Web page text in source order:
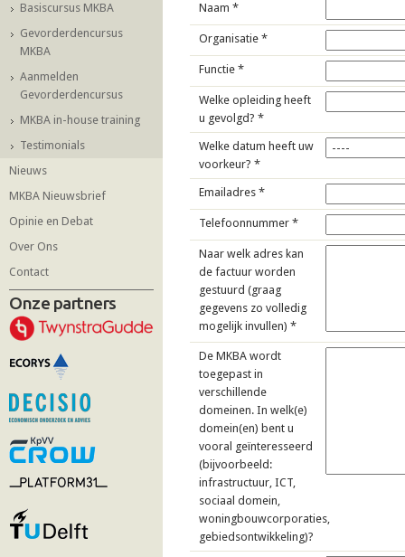
Basiscursus MKBA
Gevorderdencursus
MKBA
Aanmelden
Gevorderdencursus
MKBA in-house training
Testimonials
Nieuws
MKBA Nieuwsbrief
Opinie en Debat
Over Ons
Contact
Onze partners
Naam *
Organisatie *
Functie *
Welke opleiding heeft
u gevolgd? *
Welke datum heeft uw
voorkeur? *
Emailadres *
Telefoonnummer *
Naar welk adres kan
de factuur worden
gestuurd (graag
gegevens zo volledig
mogelijk invullen) *
De MKBA wordt
toegepast in
verschillende
domeinen. In welk(e)
domein(en) bent u
vooral geïnteresseerd
(bijvoorbeeld:
infrastructuur, ICT,
sociaal domein,
woningbouwcorporaties,
gebiedsontwikkeling)?